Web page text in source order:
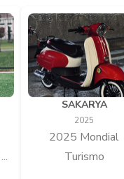
SAKARYA
2025
2025 Mondial
Turismo